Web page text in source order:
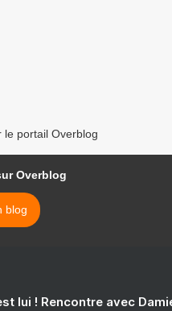
le portail Overblog
Overblog
blog
lui ! Rencontre avec